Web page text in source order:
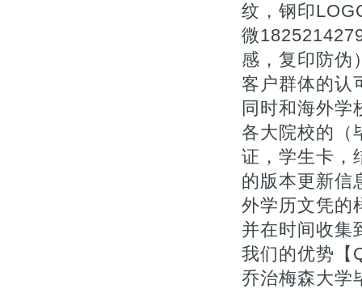
纹，钢印
微
感，复印防伪
客户群体的认
同时和海外学
各大院校的（
证，学生卡，
的版本更新信
外学历文凭的
并在时间收集
我们的优势【
乔治梅森大学